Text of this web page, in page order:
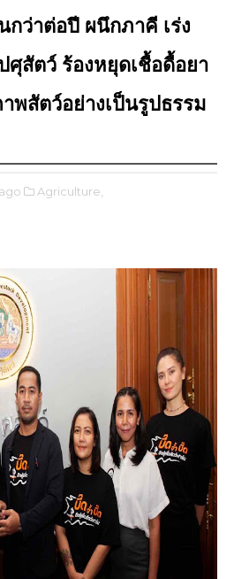
ว่าต่อปี ผนึกภาคี เร่ง
สัตว์ ร้องหยุดเชื้อดื้อยา
พสัตว์อย่างเป็นรูปธรรม
Agriculture,